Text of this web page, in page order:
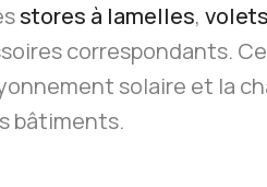
stores à lamelles,
correspondants.
solaire et la
bâtiments.